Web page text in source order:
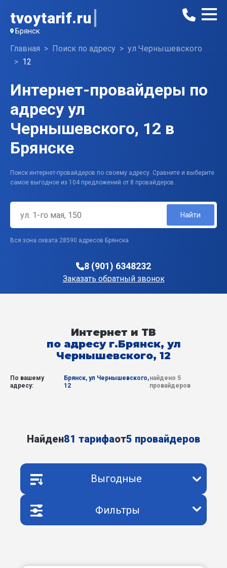
tvoytarif.ru
Брянск
Главная Поиск по адресу
ул Чернышевского
12
Интернет-провайдеры по
адресу ул
Чернышевского, 12 в
Брянске
Поиск интернет-провайдеров по своему адресу. Сравните и выберите
самое выгодное из 104 предложений от 8 провайдеров.
Найти
Вся зона охвата 28590 адресов Брянска
8 (901) 6348232
Заказать обратный звонок
Интернет и ТВ
по адресу г.Брянск, ул
Чернышевского, 12
По вашему
адресу:
Брянск, ул Чернышевского,
12
найдено 5
провайдеров
Найден81 тарифаот5 провайдеров
Выгодные
Фильтры